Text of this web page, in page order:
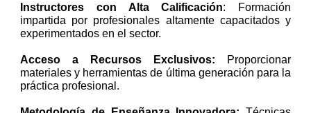
Instructores con Alta Calificación: Formación
impartida por profesionales altamente capacitados y
experimentados en el sector.
Acceso a Recursos Exclusivos: Proporcionar
materiales y herramientas de última generación para la
práctica profesional.